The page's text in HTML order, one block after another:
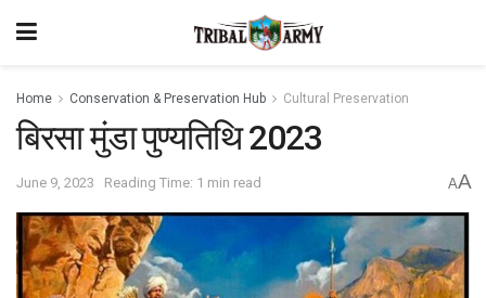
Home Conservation & Preservation Hub Cultural Preservation
बिरसा मुंडा पुण्यतिथि 2023
June 9, 2023 Reading Time: 1 min read AA